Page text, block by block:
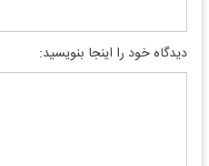
دیدگاه خود را اینجا بنویسید: